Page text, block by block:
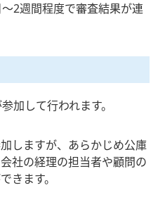
2週間程度で審査結果が連
加して行われます。
しますが、あらかじめ公庫
社の経理の担当者や顧問の
きます。